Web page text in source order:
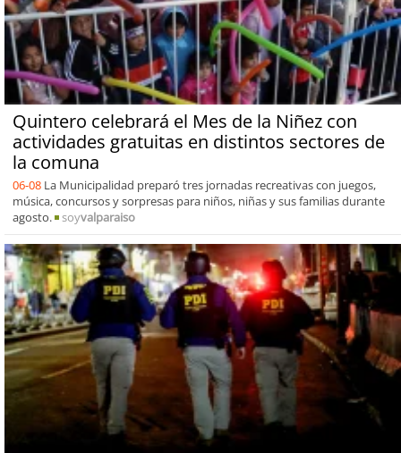
Quintero celebrará el Mes de la Niñez con
actividades gratuitas en distintos sectores de
la comuna
06-08 La Municipalidad preparó tres jornadas recreativas con juegos,
música, concursos y sorpresas para niños, niñas y sus familias durante
agosto.
soyvalparaiso